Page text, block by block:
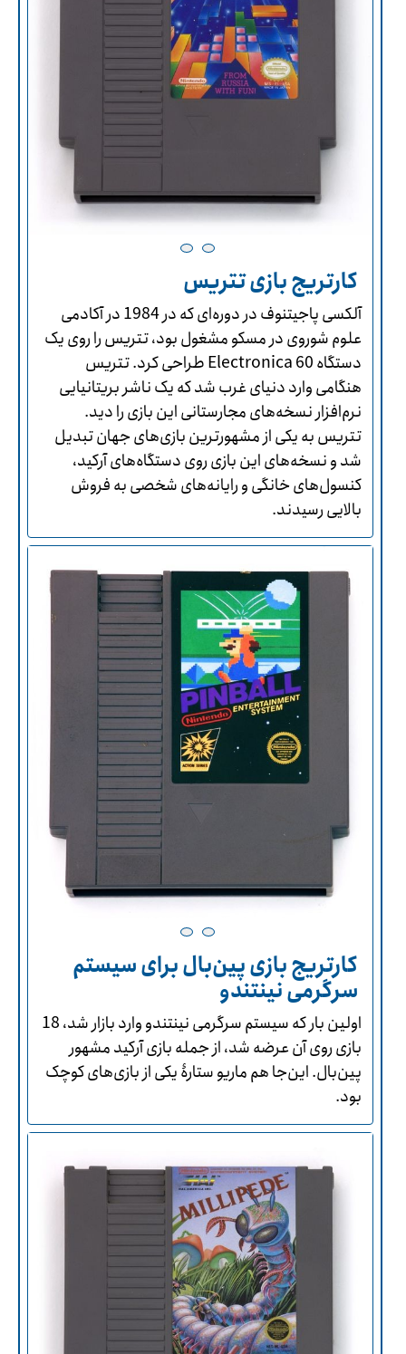
کارتریج بازی تتریس
آلکسی پاجیتنوف در دوره‌ای که در 1984 در آکادمی
علوم شوروی در مسکو مشغول بود، تتریس را روی یک
دستگاه Electronica 60 طراحی کرد. تتریس
هنگامی وارد دنیای غرب شد که یک ناشر بریتانیایی
نرم‌افزار نسخه‌های مجارستانی این بازی را دید.
تتریس به یکی از مشهورترین بازی‌های جهان تبدیل
شد و نسخه‌های این بازی روی دستگاه‌های آرکید،
کنسول‌های خانگی و رایانه‌های شخصی به فروش
بالایی رسیدند.
کارتریج بازی پین‌بال برای سیستم
سرگرمی نینتندو
اولین بار که سیستم سرگرمی نینتندو وارد بازار شد، 18
بازی روی آن عرضه شد، از جمله بازی آرکید مشهور
پین‌بال. این‌جا هم ماریو ستارۀ یکی از بازی‌های کوچک
بود.